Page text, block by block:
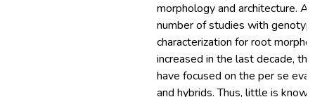
morphology and architecture.
number of studies with
characterization for root
increased in the last decade,
have focused on the per se
and hybrids. Thus, little is